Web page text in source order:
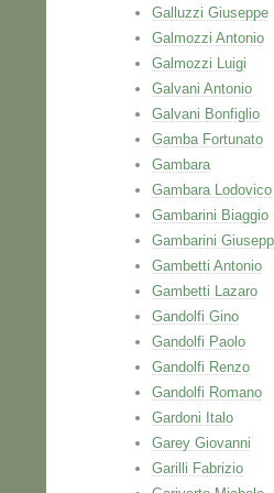
Galluzzi Giuseppe
Galmozzi Antonio
Galmozzi Luigi
Galvani Antonio
Galvani Bonfiglio
Gamba Fortunato
Gambara
Gambara Lodovico
Gambarini Biaggio
Gambarini
Gambetti Antonio
Gambetti Lazaro
Gandolfi Gino
Gandolfi Paolo
Gandolfi Renzo
Gandolfi Romano
Gardoni Italo
Garey Giovanni
Garilli Fabrizio